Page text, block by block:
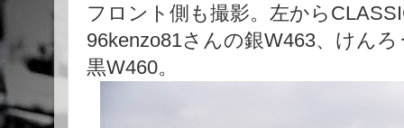
フロント側も撮影。左から
96kenzo81さんの銀W463、けん
黒W460。